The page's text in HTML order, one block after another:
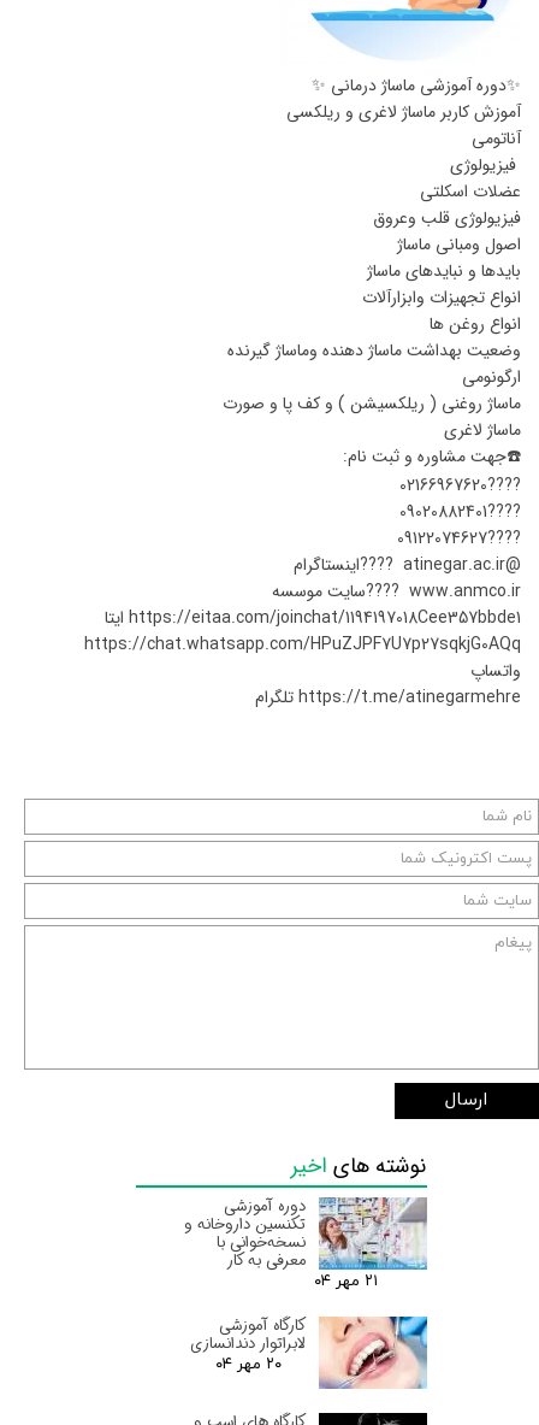
✨دوره آموزشی ماساژ درمانی ✨
آموزش کاربر ماساژ لاغری و ریلکسی
️آناتومی
️ فیزیولوژی
عضلات اسکلتی
فیزیولوژی قلب وعروق
اصول ومبانی ماساژ
️بایدها و نبایدهای ماساژ
️انواع تجهیزات وابزارآلات
انواع روغن ها
وضعیت بهداشت ماساژ دهنده وماساژ گیرنده
️ارگونومی
ماساژ روغنی ( ریلکسیشن ) و کف پا و صورت
ماساژ لاغری
☎️جهت مشاوره و ثبت نام:
????02166967620
????09020882401
????09122074627
@atinegar.ac.ir ????اینستاگرام
www.anmco.ir ????سایت موسسه
https://eitaa.com/joinchat/1194197018Cee357bbde1 ایتا
https://chat.whatsapp.com/HPuZJPF7U7p27sqkjG0AQq
واتساپ
https://t.me/atinegarmehre تلگرام
ارسال
نوشته های اخیر
دوره آموزشی
تکنسین داروخانه و
نسخه‌خوانی با
معرفی به کار
۲۱ مهر ۰۴
کارگاه آموزشی
لابراتوار دندانسازی
۲۰ مهر ۰۴